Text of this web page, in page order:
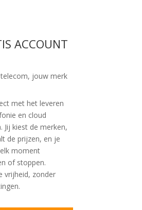
ACCOUNT
telecom, jouw merk
met het leveren
en cloud
Jij kiest de merken,
de prijzen, en je
moment
of stoppen.
vrijheid, zonder